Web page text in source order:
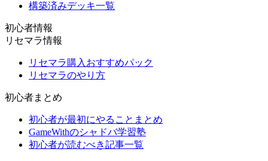
構築済みデッキ一覧
初心者情報
リセマラ情報
リセマラ購入おすすめパック
リセマラのやり方
初心者まとめ
初心者が最初にやることまとめ
GameWithのシャドバ学習塾
初心者が読むべき記事一覧